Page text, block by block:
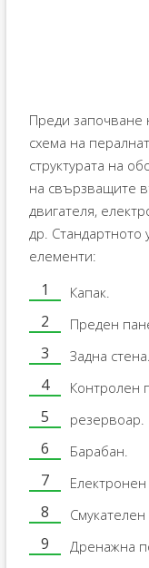
Преди започване
схема на
структурата на
на свързващите
двигателя,
др. Стандартното
елементи:
Капак.
Преден
Задна стена.
Контролен
резервоар.
Барабан.
Смукателен
Дренажна